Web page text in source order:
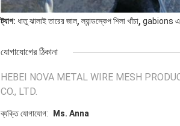
ট্যাগ: ধাতু ঝালাই তারের জাল, ল্যান্ডস্কেপ শিলা খাঁচা, gabions
যোগাযোগের ঠিকানা
HEBEI NOVA METAL WIRE MESH
CO., LTD.
ব্যক্তি যোগাযোগ:
Ms. Anna